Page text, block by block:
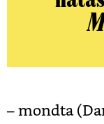
– mondta